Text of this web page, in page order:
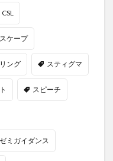
ケープ
ング スティグマ
スピーチ
ゼミガイダンス